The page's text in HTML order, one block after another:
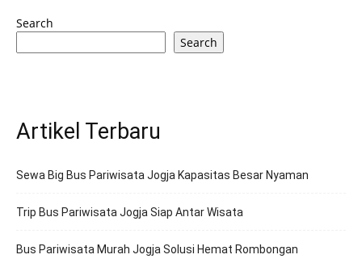
Search
Search
Artikel Terbaru
Sewa Big Bus Pariwisata Jogja Kapasitas Besar Nyaman
Trip Bus Pariwisata Jogja Siap Antar Wisata
Bus Pariwisata Murah Jogja Solusi Hemat Rombongan